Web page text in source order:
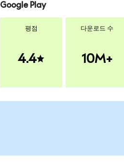
Google Play
평점
4.4
다운로드 수
10M+